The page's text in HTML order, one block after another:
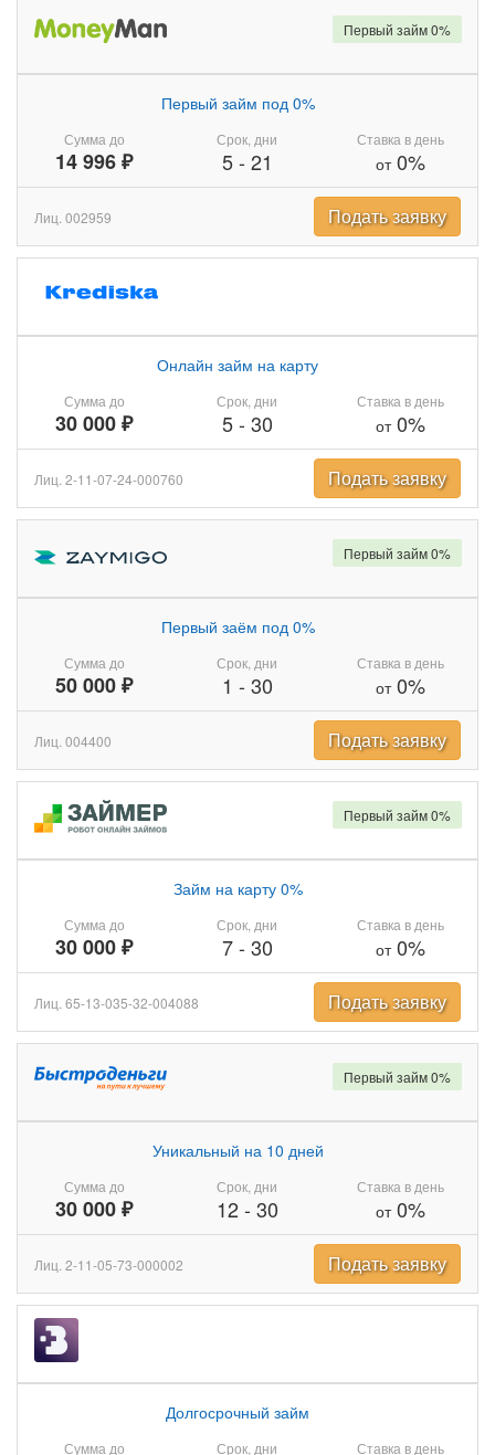
Сумма до
14 996 ₽
Первый займ под 0%
Срок, дни
5- 21
Ставка в день
от0%
Первый займ 0%
Лиц. 002959 Подать заявку
Сумма до
30 000 ₽
Онлайн займ на карту
Срок, дни
5- 30
Ставка в день
от0%
Лиц. 2-11-07-24-000760 Подать заявку
Сумма до
50 000 ₽
Первый заём под 0%
Срок, дни
1 - 30
Ставка в день
от0%
Первый займ 0%
Лиц. 004400 Подать заявку
Сумма до
30 000 ₽
Займ на карту 0%
Срок, дни
7- 30
Ставка в день
от0%
Первый займ 0%
Лиц. 65-13-035-32-004088 Подать заявку
Сумма до
30 000 ₽
Уникальный на 10 дней
Срок, дни
12- 30
Ставка в день
от0%
Первый займ 0%
Лиц. 2-11-05-73-000002 Подать заявку
Сумма до
Долгосрочный займ
Срок, дни Ставка в день